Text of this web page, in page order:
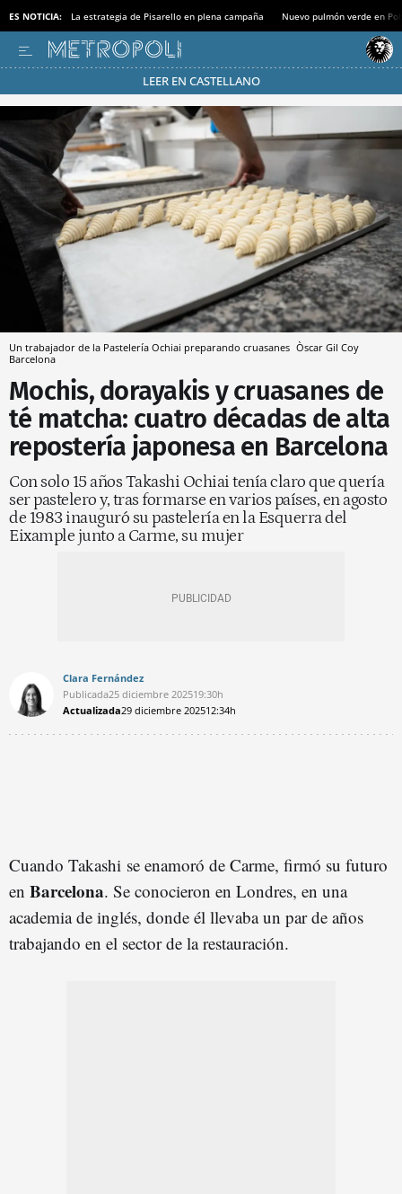
ES NOTICIA: La estrategia de Pisarello en plena campaña Nuevo pulmón verde en
LEER EN CASTELLANO
Pásate al MODO AHORRO
Un trabajador de la Pastelería Ochiai preparando cruasanes Òscar Gil Coy
Barcelona
Mochis, dorayakis y cruasanes de
té matcha: cuatro décadas de alta
repostería japonesa en Barcelona
Con solo 15 años Takashi Ochiai tenía claro que quería
ser pastelero y, tras formarse en varios países, en agosto
de 1983 inauguró su pastelería en la Esquerra del
Eixample junto a Carme, su mujer
Clara Fernández
Publicada25 diciembre 202519:30h
Actualizada29 diciembre 202512:34h
Cuando Takashi se enamoró de Carme, firmó su futuro
en Barcelona. Se conocieron en Londres, en una
academia de inglés, donde él llevaba un par de años
trabajando en el sector de la restauración.